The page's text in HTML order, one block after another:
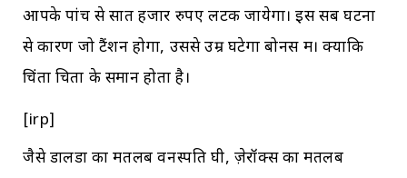
आपके पांच से सात हजार रुपए लटक जायेगा। इस सब घटना
से कारण जो टैंशन होगा, उससे उम्र घटेगा बोनस में। क्योंकि
चिंता चिता के समान होता है।
[irp]
जैसे डालडा का मतलब वनस्पति घी, ज़ेरॉक्स का मतलब